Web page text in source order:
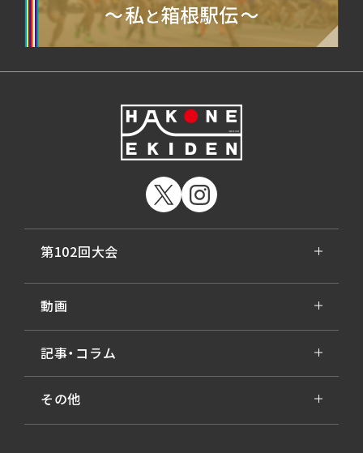
第102回大会
動画
記事・コラム
その他